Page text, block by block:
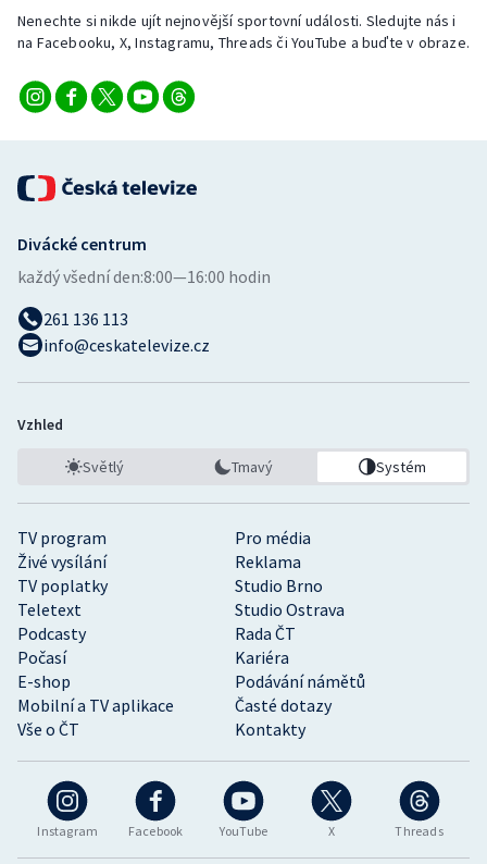
Nenechte si nikde ujít nejnovější sportovní události. Sledujte nás i
na Facebooku, X, Instagramu, Threads či YouTube a buďte v obraze.
Instagram Facebook YouTube X Threads
TV program
Pro média
Živé vysílání
Reklama
TV poplatky
Studio Brno
Teletext
Studio Ostrava
Podcasty
Rada ČT
Počasí
Kariéra
E-shop
Podávání námětů
Mobilní a TV aplikace
Časté dotazy
Vše o ČT
Kontakty
Divácké centrum
každý všední den:8:00—16:00 hodin
261 136 113
info@ceskatelevize.cz
Vzhled
Světlý Tmavý Systém